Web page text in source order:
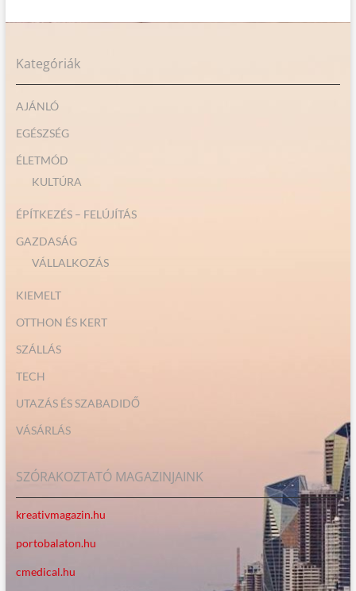
Kategóriák
AJÁNLÓ
EGÉSZSÉG
ÉLETMÓD
KULTÚRA
ÉPÍTKEZÉS – FELÚJÍTÁS
GAZDASÁG
VÁLLALKOZÁS
KIEMELT
OTTHON ÉS KERT
SZÁLLÁS
TECH
UTAZÁS ÉS SZABADIDŐ
VÁSÁRLÁS
SZÓRAKOZTATÓ MAGAZINJAINK
kreativmagazin.hu
portobalaton.hu
cmedical.hu